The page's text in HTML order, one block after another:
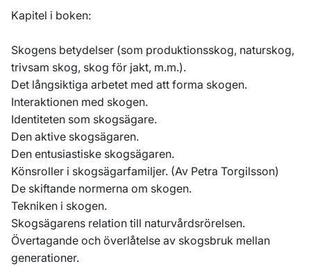
Kapitel i boken:
Skogens betydelser (som produktionsskog, naturskog,
trivsam skog, skog för jakt, m.m.).
Det långsiktiga arbetet med att forma skogen.
Interaktionen med skogen.
Identiteten som skogsägare.
Den aktive skogsägaren.
Den entusiastiske skogsägaren.
Könsroller i skogsägarfamiljer. (Av Petra Torgilsson)
De skiftande normerna om skogen.
Tekniken i skogen.
Skogsägarens relation till naturvårdsrörelsen.
Övertagande och överlåtelse av skogsbruk mellan
generationer.